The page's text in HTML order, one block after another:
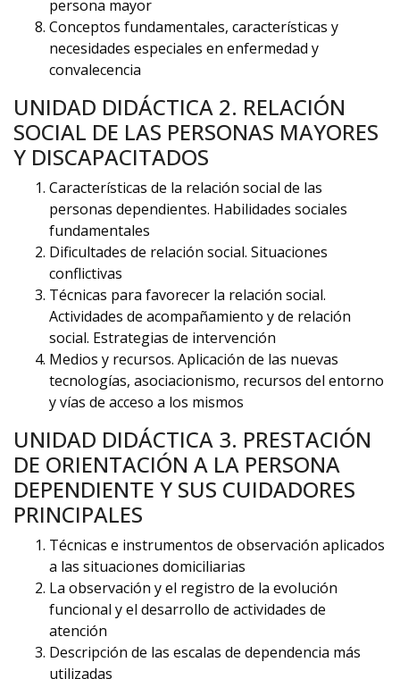
persona mayor
Conceptos fundamentales, características y
necesidades especiales en enfermedad y
convalecencia
UNIDAD DIDÁCTICA 2. RELACIÓN
SOCIAL DE LAS PERSONAS MAYORES
Y DISCAPACITADOS
Características de la relación social de las
personas dependientes. Habilidades sociales
fundamentales
Dificultades de relación social. Situaciones
conflictivas
Técnicas para favorecer la relación social.
Actividades de acompañamiento y de relación
social. Estrategias de intervención
Medios y recursos. Aplicación de las nuevas
tecnologías, asociacionismo, recursos del entorno
y vías de acceso a los mismos
UNIDAD DIDÁCTICA 3. PRESTACIÓN
DE ORIENTACIÓN A LA PERSONA
DEPENDIENTE Y SUS CUIDADORES
PRINCIPALES
Técnicas e instrumentos de observación aplicados
a las situaciones domiciliarias
La observación y el registro de la evolución
funcional y el desarrollo de actividades de
atención
Descripción de las escalas de dependencia más
utilizadas